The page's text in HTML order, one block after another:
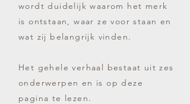
wordt duidelijk waarom het merk
is ontstaan, waar ze voor staan en
wat zij belangrijk vinden.
Het gehele verhaal bestaat uit zes
onderwerpen en is op deze
pagina te lezen.